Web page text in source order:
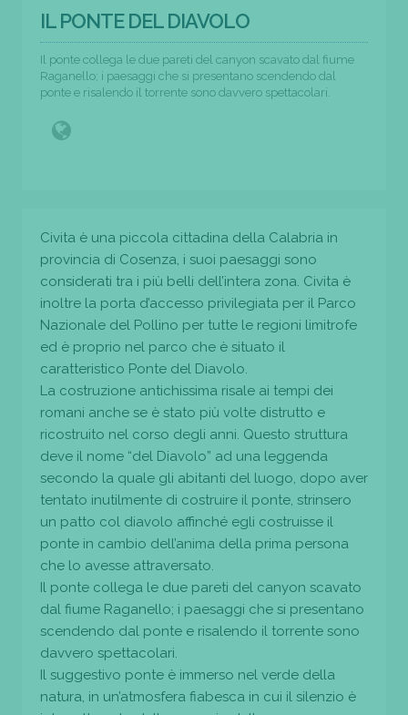
IL PONTE DEL DIAVOLO
Il ponte collega le due pareti del canyon scavato dal fiume
Raganello; i paesaggi che si presentano scendendo dal
ponte e risalendo il torrente sono davvero spettacolari.
Civita è una piccola cittadina della Calabria in
provincia di Cosenza, i suoi paesaggi sono
considerati tra i più belli dell’intera zona. Civita è
inoltre la porta d’accesso privilegiata per il Parco
Nazionale del Pollino per tutte le regioni limitrofe
ed è proprio nel parco che è situato il
caratteristico Ponte del Diavolo.
La costruzione antichissima risale ai tempi dei
romani anche se è stato più volte distrutto e
ricostruito nel corso degli anni. Questo struttura
deve il nome “del Diavolo” ad una leggenda
secondo la quale gli abitanti del luogo, dopo aver
tentato inutilmente di costruire il ponte, strinsero
un patto col diavolo affinché egli costruisse il
ponte in cambio dell’anima della prima persona
che lo avesse attraversato.
Il ponte collega le due pareti del canyon scavato
dal fiume Raganello; i paesaggi che si presentano
scendendo dal ponte e risalendo il torrente sono
davvero spettacolari.
Il suggestivo ponte è immerso nel verde della
natura, in un’atmosfera fiabesca in cui il silenzio è